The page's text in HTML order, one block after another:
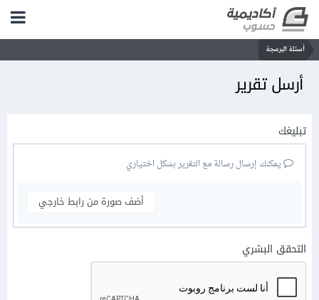
أسئلة البرمجة
أرسل تقرير
تبليغك
يمكنك إرسال رسالة مع التقرير بشكل اختياري
أضف صورة من رابط خارجي
التحقق البشري